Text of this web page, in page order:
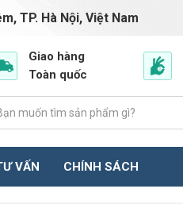
TP. Hà Nội, Việt Nam
Giao hàng
Toàn quốc
VẤN CHÍNH SÁCH